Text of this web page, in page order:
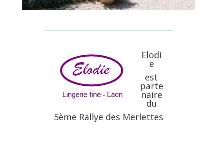
Elodi
e
est
parte
naire
du
5ème Rallye des Merlettes